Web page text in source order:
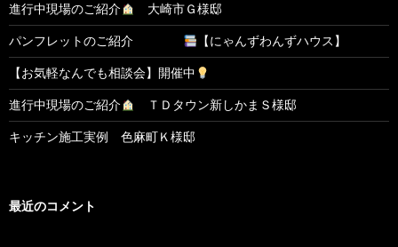
進行中現場のご紹介 大崎市Ｇ様邸
パンフレットのご紹介 【にゃんずわんずハウス】
【お気軽なんでも相談会】開催中
進行中現場のご紹介 ＴＤタウン新しかまＳ様邸
キッチン施工実例 色麻町Ｋ様邸
最近のコメント